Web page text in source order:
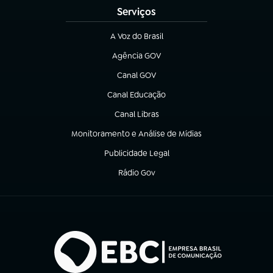
Serviços
A Voz do Brasil
(abre em nova aba)
Agência GOV
(abre em nova aba)
Canal GOV
(abre em nova aba)
Canal Educação
(abre em nova aba)
Canal Libras
(abre em nova aba)
Monitoramento e Análise de Mídias
(abre em nova aba)
Publicidade Legal
(abre em nova aba)
Rádio Gov
(abre em nova aba)